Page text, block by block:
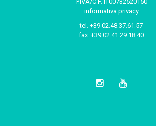
P.IVA/C.F. IT00732520150
informativa privacy
tel. +39 02.48.37.61.57
fax. +39 02.41.29.18.40